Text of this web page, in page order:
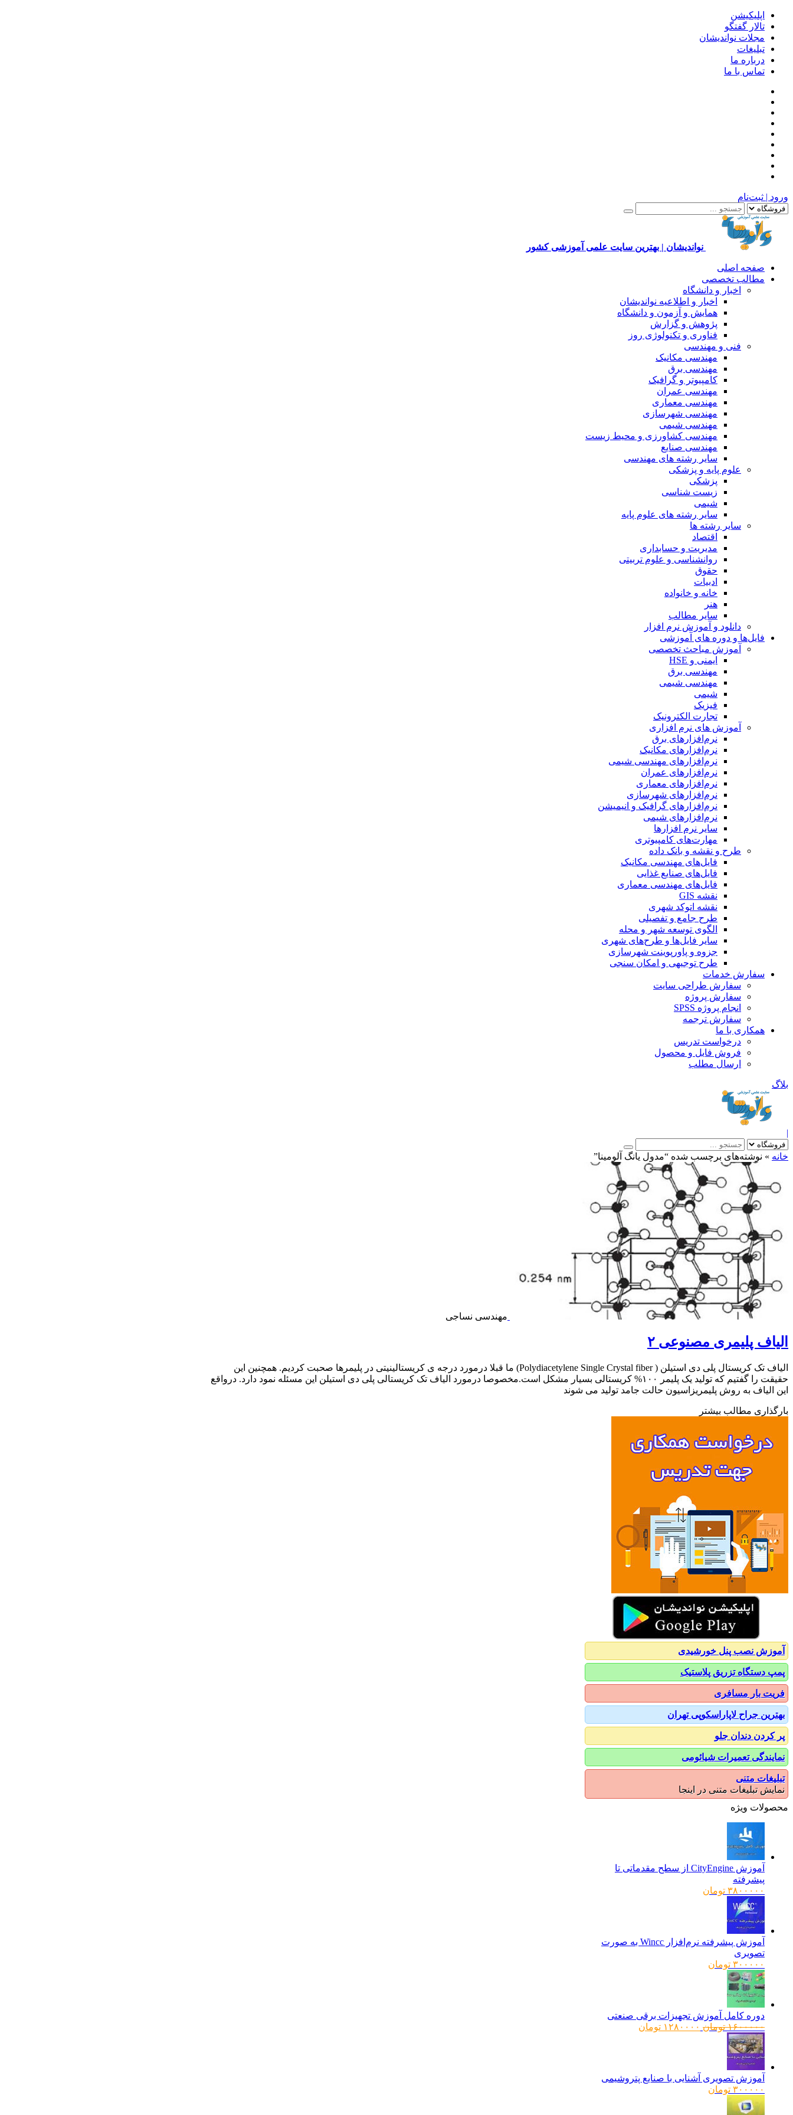
اپلیکیشن
تالار گفتگو
مجلات نواندیشان
تبلیغات
درباره ما
تماس با ما
ورود | ثبت‌نام
نواندیشان | بهترین سایت علمی آموزشی کشور
صفحه اصلی
مطالب تخصصی
اخبار و دانشگاه
اخبار و اطلاعیه نواندیشان
همایش و آزمون و دانشگاه
پژوهش و گزارش
فناوری و تکنولوژی روز
فنی و مهندسی
مهندسی مکانیک
مهندسی برق
کامپیوتر و گرافیک
مهندسی عمران
مهندسی معماری
مهندسی شهرسازی
مهندسی شیمی
مهندسی کشاورزی و محیط زیست
مهندسی صنایع
سایر رشته های مهندسی
علوم پایه و پزشکی
پزشکی
زیست شناسی
شیمی
سایر رشته های علوم پایه
سایر رشته ها
اقتصاد
مدیریت و حسابداری
روانشناسی و علوم تربیتی
حقوق
ادبیات
خانه و خانواده
هنر
سایر مطالب
دانلود و آموزش نرم افزار
فایل‌ها و دوره های آموزشی
آموزش مباحث تخصصی
ایمنی و HSE
مهندسی برق
مهندسی شیمی
شیمی
فیزیک
تجارت الکترونیک
آموزش های نرم افزاری
نرم‌افزارهای برق
نرم‌افزارهای مکانیک
نرم‌افزارهای مهندسی شیمی
نرم‌افزارهای عمران
نرم‌افزارهای معماری
نرم‌افزارهای شهرسازی
نرم‌افزارهای گرافیک و انیمیشن
نرم‌افزارهای شیمی
سایر نرم افزارها
مهارت‌های کامپیوتری
طرح و نقشه و بانک داده
فایل‌های مهندسی مکانیک
فایل‌های صنایع غذایی
فایل‌های مهندسی معماری
نقشه GIS
نقشه اتوکد شهری
طرح جامع و تفصیلی
الگوی توسعه شهر و محله
سایر فایل‌ها و طرح‌های شهری
جزوه و پاورپوینت شهرسازی
طرح توجیهی و امکان سنجی
سفارش خدمات
سفارش طراحی سایت
سفارش پروژه
انجام پروژه SPSS
سفارش ترجمه
همکاری با ما
درخواست تدریس
فروش فایل و محصول
ارسال مطلب
بلاگ
|
خانه » نوشته‌های برچسب شده “مدول يانگ آلومينا”
مهندسی نساجی
الیاف پلیمری مصنوعی ۲
الیاف تک کریستال پلی دی استیلن ( Polydiacetylene Single Crystal fiber) ما قبلا درمورد درجه ی کریستالینیتی در پلیمرها صحبت کردیم. همچنین این
حقیقت را گفتیم که تولید یک پلیمر ۱۰۰% کریستالی بسیار مشکل است.مخصوصا درمورد الیاف تک کریستالی پلی دی استیلن این مسئله نمود دارد. درواقع
این الیاف به روش پلیمریزاسیون حالت جامد تولید می شوند
بارگذاری مطالب بیشتر
آموزش نصب پنل خورشیدی
پمپ دستگاه تزریق پلاستیک
فریت بار مسافری
بهترین جراح لاپاراسکوپی تهران
پر کردن دندان جلو
نمایندگی تعمیرات شیائومی
تبلیغات متنی
نمایش تبلیغات متنی در اینجا
محصولات ویژه
آموزش CityEngine از سطح مقدماتی تا
پیشرفته
۳۸۰۰۰۰۰ تومان
آموزش پیشرفته نرم‌افزار Wincc به صورت
تصویری
۳۰۰۰۰۰ تومان
دوره کامل آموزش تجهیزات برقی صنعتی
۱۶۰۰۰۰۰ تومان قیمت
۱۲۸۰۰۰۰ تومان
آموزش تصویری آشنایی با صنایع پتروشیمی
۳۰۰۰۰۰ تومان